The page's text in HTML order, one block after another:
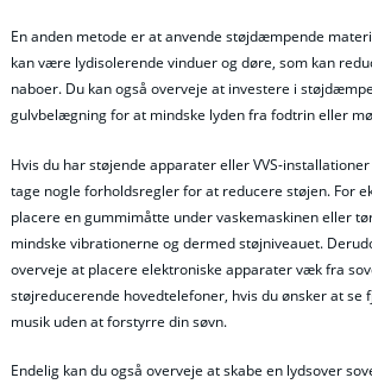
En anden metode er at anvende støjdæmpende
kan være lydisolerende vinduer og døre, som kan
naboer. Du kan også overveje at investere i
gulvbelægning for at mindske lyden fra fodtrin eller
Hvis du har støjende apparater eller VVS-
tage nogle forholdsregler for at reducere støjen. For
placere en gummimåtte under vaskemaskinen eller
mindske vibrationerne og dermed støjniveauet.
overveje at placere elektroniske apparater væk fra
støjreducerende hovedtelefoner, hvis du ønsker at se
musik uden at forstyrre din søvn.
Endelig kan du også overveje at skabe en lydsover